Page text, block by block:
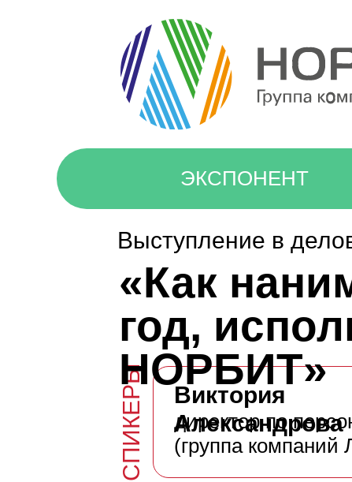
ЭКСПОНЕНТ
директор по
(группа
Виктория
Александрова
СПИКЕРЫ
«Как
год,
НОРБИТ»
Выступление в